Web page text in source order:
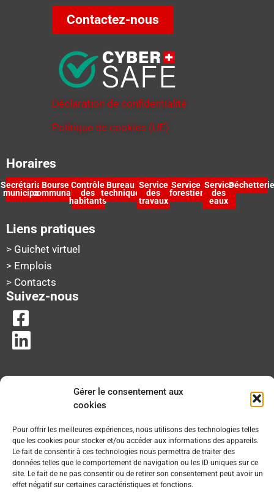
Gérer le consentement aux
cookies
Pour offrir les meilleures expériences, nous utilisons des technologies telles
que les cookies pour stocker et/ou accéder aux informations des appareils.
Le fait de consentir à ces technologies nous permettra de traiter des
données telles que le comportement de navigation ou les ID uniques sur ce
site. Le fait de ne pas consentir ou de retirer son consentement peut avoir un
effet négatif sur certaines caractéristiques et fonctions.
Contactez-nous
Déclaration de confidentialité
Politique de cookies (UE)
Horaires
Secrétariat
municipal
Bourse
communale
Contrôle
des
habitants
Bureau
technique
Service
des
travaux
Service
forestier
Service
des
eaux
Déchetterie
Liens pratiques
> Guichet virtuel
> Emplois
> Contacts
Suivez-nous